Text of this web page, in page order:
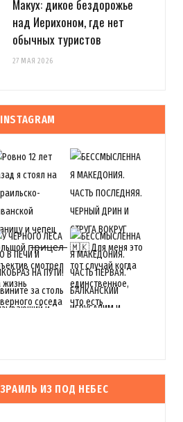
Макух: дикое бездорожье
над Иерихоном, где нет
обычных туристов
27 МАЯ 2026
INSTAGRAM
ИЗ ПОД НЕБЕС